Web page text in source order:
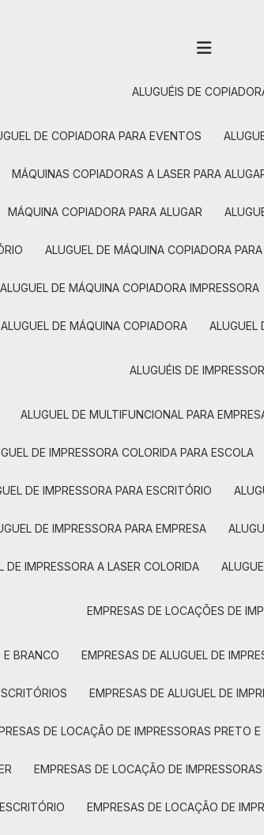
ALUGUÉIS DE
DE COPIADORA PARA EVENTOS
MÁQUINAS COPIADORAS A LASER PARA
MÁQUINA COPIADORA PARA ALUGAR
ALUGUEL DE MÁQUINA COPIADORA
ALUGUEL DE MÁQUINA COPIADORA IMPRESSORA
ALUGUEL DE MÁQUINA COPIADORA
ALUGUÉIS DE
ALUGUEL DE MULTIFUNCIONAL PARA
DE IMPRESSORA COLORIDA PARA ESCOLA
DE IMPRESSORA PARA ESCRITÓRIO
DE IMPRESSORA PARA EMPRESA
DE IMPRESSORA A LASER COLORIDA
EMPRESAS DE LOCAÇÕES DE
E BRANCO EMPRESAS DE ALUGUEL DE
EMPRESAS DE ALUGUEL DE
DE LOCAÇÃO DE IMPRESSORAS PRETO
EMPRESAS DE LOCAÇÃO DE
EMPRESAS DE LOCAÇÃO DE